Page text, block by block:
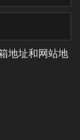
地址和网站地